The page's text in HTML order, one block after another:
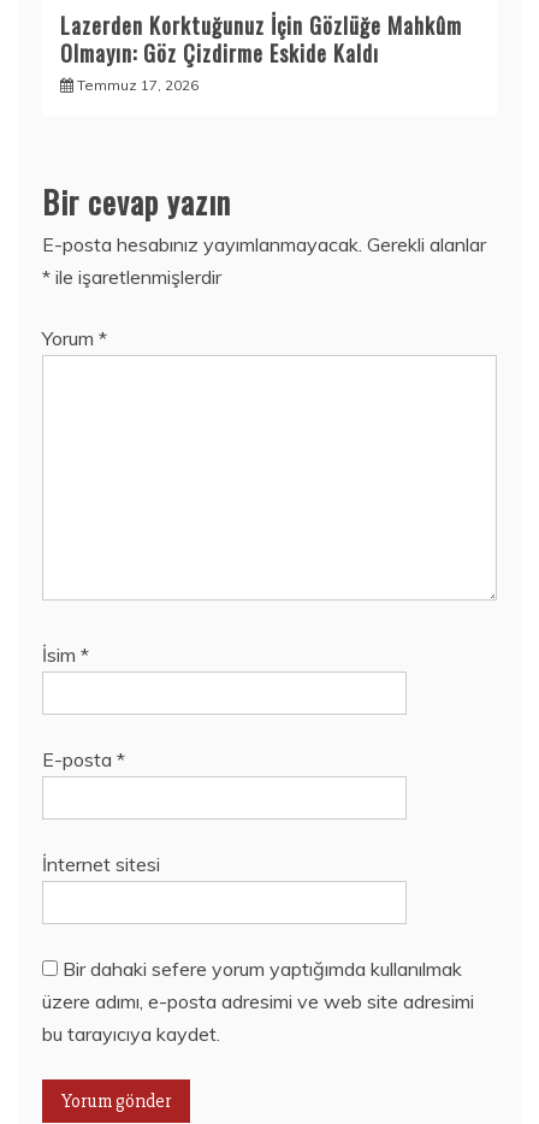
Lazerden Korktuğunuz İçin Gözlüğe Mahkûm
Olmayın: Göz Çizdirme Eskide Kaldı
Temmuz 17, 2026
Bir cevap yazın
E-posta hesabınız yayımlanmayacak. Gerekli alanlar
* ile işaretlenmişlerdir
Yorum *
İsim *
E-posta *
İnternet sitesi
Bir dahaki sefere yorum yaptığımda kullanılmak
üzere adımı, e-posta adresimi ve web site adresimi
bu tarayıcıya kaydet.